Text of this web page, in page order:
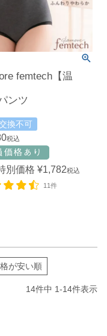
femtech【温
ンツ
換不可
税込
別価格 ¥1,782税込
11件
が安い順
14件中 1-14件表示